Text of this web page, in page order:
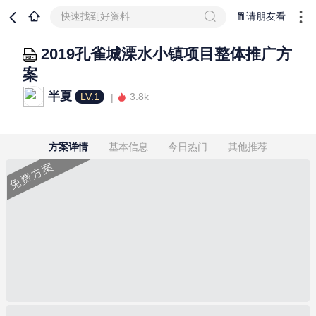
快速找到好资料 🧧请朋友看
2019孔雀城溧水小镇项目整体推广方
案
半夏 LV.1 3.8k
方案详情 基本信息 今日热门 其他推荐